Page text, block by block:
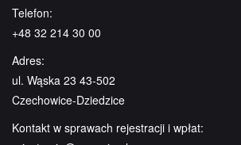
Telefon:
+48 32 214 30 00
Adres:
ul. Wąska 23 43-502
Czechowice-Dziedzice
Kontakt w sprawach rejestracji i wpłat: